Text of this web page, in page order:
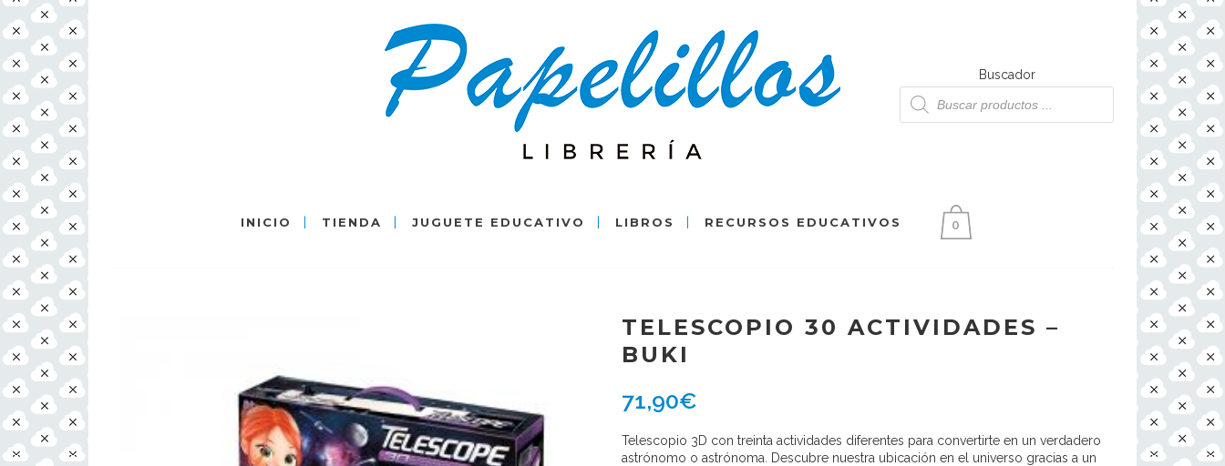
Buscador
Búsqueda
de
productos
INICIO TIENDA JUGUETE EDUCATIVO LIBROS RECURSOS EDUCATIVOS 0
TELESCOPIO 30 ACTIVIDADES –
BUKI
71,90€
Telescopio 3D con treinta actividades diferentes para convertirte en un verdadero
astrónomo o astrónoma. Descubre nuestra ubicación en el universo gracias a un